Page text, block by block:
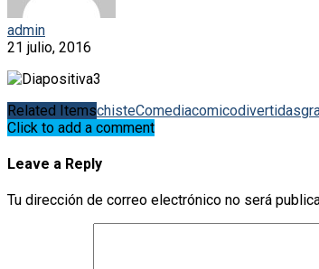
admin
21 julio, 2016
Related ItemschisteComediacomicodivertidas
Click to add a comment
Leave a Reply
Tu dirección de correo electrónico no será